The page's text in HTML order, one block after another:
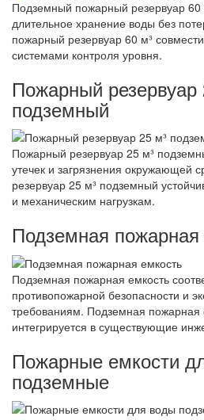
Подземный пожарный резервуар 60
длительное хранение воды без
пожарный резервуар 60 м³
системами контроля уровня.
Пожарный резервуар
подземный
Пожарный резервуар 25 м³
утечек и загрязнения окружающей
резервуар 25 м³ подземный
и механическим нагрузкам.
Подземная пожарная
Подземная пожарная емкость
противопожарной безопасности и
требованиям. Подземная пожарная
интегрируется в существующие
Пожарные емкости
подземные